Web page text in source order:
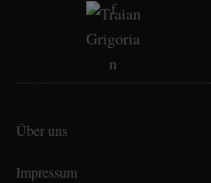
Über uns
Impressum